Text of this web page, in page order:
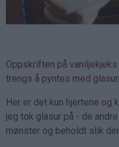
Oppskriften på
trengs å pyntes med glasur.
Her er det kun hjertene og
jeg tok glasur på - de
mønster og beholdt slik